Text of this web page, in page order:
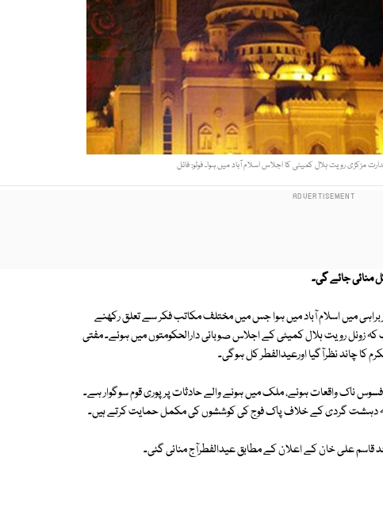
مزکزی رویت ہلال کمیٹی کا اجلاس اسلام آباد میں ہوا۔ فوٹو: فائل
منائی جائے گی۔
میں اسلام آباد میں ہوا جس میں مختلف مکاتب فکر سے تعلق رکھنے
رویت ہلال کمیٹی کے اجلاس صوبائی دارالحکومتوں میں ہوئے۔ مفتی
چاند نظرآگیا اورعیدالفطر کل ہوگی۔
افسوس ناک واقعات ہوئے، ملک میں ہونے والے حادثات پر پوری قوم سوگوار ہے۔
کہ دہشت گردی کے خلاف پاک فوج کی کوششوں کی مکمل حمایت کرتے ہیں۔
علی خان کے اعلان کے مطابق عیدالفطرآج منائی گئی۔